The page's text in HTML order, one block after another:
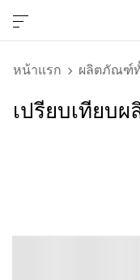
หน้าแรก ผลิตภัณฑ์
เปรียบเทียบ